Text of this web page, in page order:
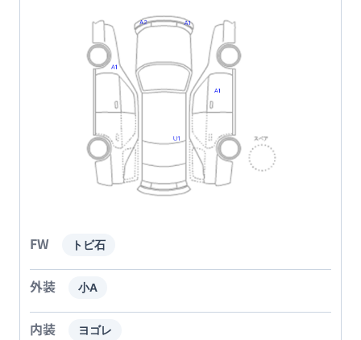
FW トビ石
外装 小A
内装 ヨゴレ